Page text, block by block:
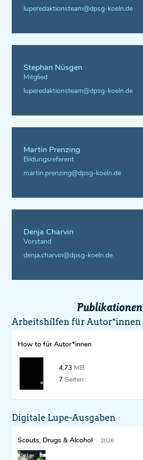
luperedaktionsteam@dpsg-koeln.de
Stephan Nüsgen
Mitglied
luperedaktionsteam@dpsg-koeln.de
Martin Prenzing
Bildungsreferent
martin.prenzing@dpsg-koeln.de
Denja Charvin
Vorstand
denja.charvin@dpsg-koeln.de
Publikationen
Arbeitshilfen für Autor*innen
How to für Autor*innen
4,73 MB
7 Seiten
Digitale Lupe-Ausgaben
Scouts, Drugs & Alcohol 2026